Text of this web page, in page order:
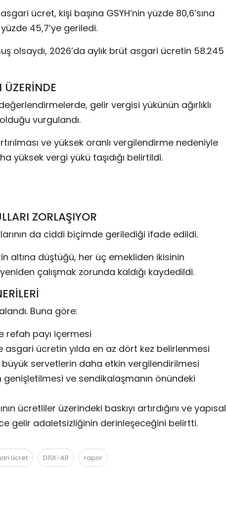
ücret, kişi başına GSYH’nin yüzde 80,6’sına
45,7’ye geriledi.
olsaydı, 2026’da aylık brüt asgari ücretin 58.245
ÜZERİNDE
gelir vergisi yükünün ağırlıklı
vurgulandı.
ve yüksek oranlı vergilendirme nedeniyle
yüksek vergi yükü taşıdığı belirtildi.
ZORLAŞIYOR
da ciddi biçimde gerilediği ifade edildi.
altına düştüğü, her üç emekliden ikisinin
çalışmak zorunda kaldığı kaydedildi.
Buna göre:
refah payı içermesi
ücretin yılda en az dört kez belirlenmesi
servetlerin daha etkin vergilendirilmesi
genişletilmesi ve sendikalaşmanın önündeki
ücretliler üzerindeki baskıyı artırdığını ve yapısal
gelir adaletsizliğinin derinleşeceğini belirtti.
ücret DİSK-AR rapor